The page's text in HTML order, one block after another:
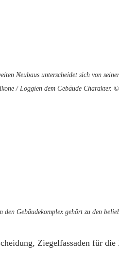
Neubaus unterscheidet sich von
/ Loggien dem Gebäude Charakter.
den Gebäudekomplex gehört zu den
Ziegelfassaden für